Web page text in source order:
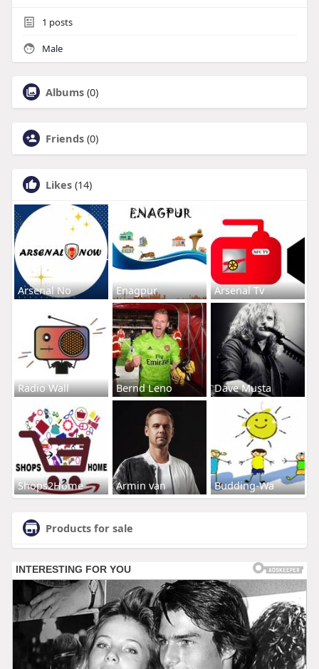
1 posts
Male
Albums (0)
Friends (0)
Likes (14)
Arsenal No Enagpur Arsenal Tv
Radio Wall Bernd Leno Dave Musta
Shops2Home Armin van Budding-Wa
Products for sale